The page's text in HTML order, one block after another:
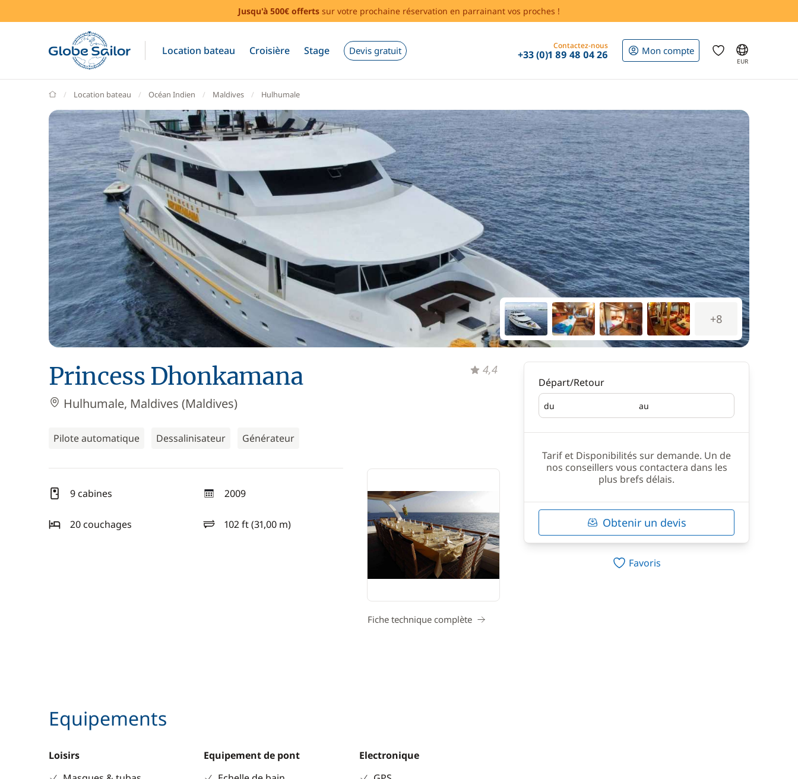
Jusqu'à 500€ offerts sur votre prochaine réservation en parrainant vos proches !
Location bateau Croisière Stage Devis gratuit Contactez-nous
+33 (0)1 89 48 04 26 Mon compte
EUR
GlobeSailor
Location bateau Océan Indien Maldives Hulhumale
+8
Princess Dhonkamana
Hulhumale, Maldives (Maldives)
Pilote automatique Dessalinisateur Générateur
4,4
9 cabines 2009
année
20 couchages
102 ft (31,00 m)
longueur
Fiche technique complète
Equipements
Loisirs
Equipement de pont
Electronique
Départ/Retour
du
Départ au
Retour
Tarif et Disponibilités sur demande. Un de
nos conseillers vous contactera dans les
plus brefs délais.
Obtenir un devis
Favoris